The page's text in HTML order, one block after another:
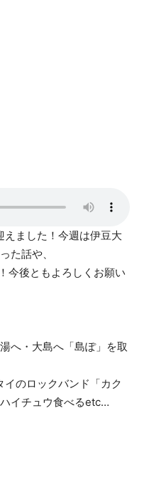
ました！今週は伊豆大
た話や、
今後ともよろしくお願い
へ・大島へ「島ぽ」を取
のロックバンド「カク
イチュウ食べるetc…